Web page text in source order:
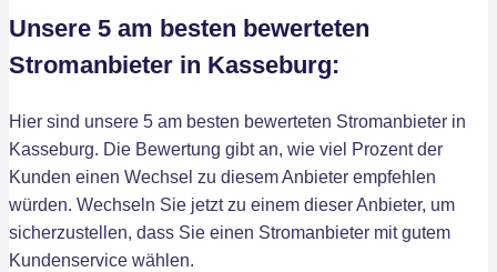
Unsere 5 am besten bewerteten
Stromanbieter in Kasseburg:
Hier sind unsere 5 am besten bewerteten Stromanbieter in
Kasseburg. Die Bewertung gibt an, wie viel Prozent der
Kunden einen Wechsel zu diesem Anbieter empfehlen
würden. Wechseln Sie jetzt zu einem dieser Anbieter, um
sicherzustellen, dass Sie einen Stromanbieter mit gutem
Kundenservice wählen.